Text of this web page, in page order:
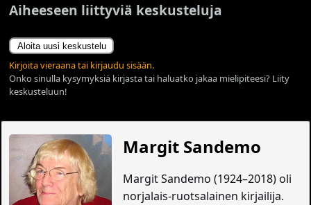
Aiheeseen liittyviä keskusteluja
Aloita uusi keskustelu
Kirjoita vieraana tai kirjaudu sisään.
Onko sinulla kysymyksiä kirjasta tai haluatko jakaa mielipiteesi? Liity
keskusteluun!
Margit Sandemo
Margit Sandemo (1924–2018) oli
norjalais-ruotsalainen kirjailija.